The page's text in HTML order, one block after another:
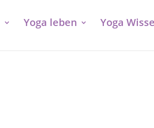
Yoga leben Yoga